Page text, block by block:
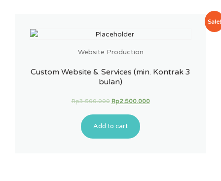
Sale!
Website Production
Custom Website & Services (min. Kontrak 3
bulan)
Rp3.500.000 Rp2.500.000
Add to cart